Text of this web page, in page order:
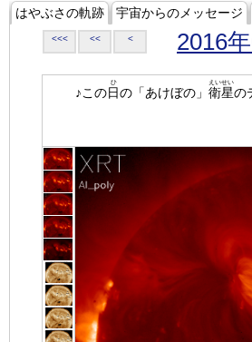
はやぶさの軌跡 宇宙からのメッセージ
<<< << < 2016
♪この日
ひ
の「あけぼの」 衛星
えいせい
の